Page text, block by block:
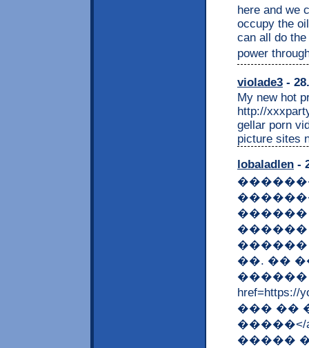
here and we
occupy the
can all do
power
violade3 -
My new hot
http://
gellar porn
picture sites
lobaladlen -
��. ��
������
��� ��
�����